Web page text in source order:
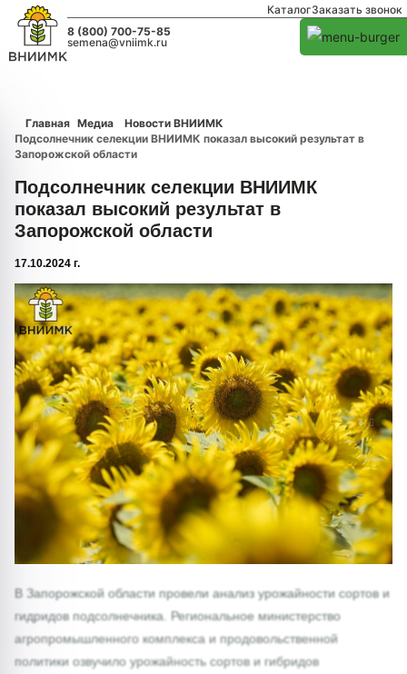
КаталогЗаказать звонок
8 (800) 700-75-85
semena@vniimk.ru
Главная Медиа
Новости ВНИИМК
Подсолнечник селекции ВНИИМК показал высокий результат в
Запорожской области
Подсолнечник селекции ВНИИМК
показал высокий результат в
Запорожской области
17.10.2024 г.
1/0
В Запорожской области провели анализ урожайности сортов и
гидридов подсолнечника. Региональное министерство
агропромышленного комплекса и продовольственной
политики озвучило урожайность сортов и гибридов